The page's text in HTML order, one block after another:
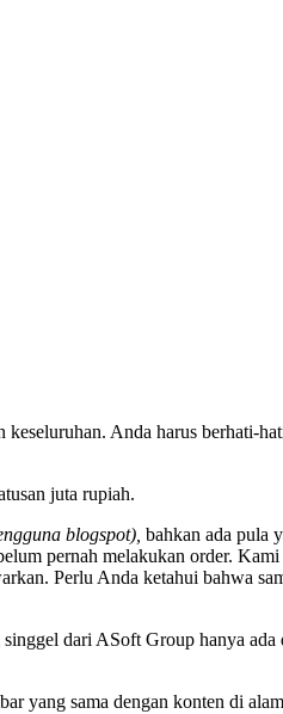
Anda harus berhati-
juta rupiah.
blogspot), bahkan ada pula
pernah melakukan order.
Perlu Anda ketahui bahwa
dari ASoft Group hanya
yang sama dengan konten di